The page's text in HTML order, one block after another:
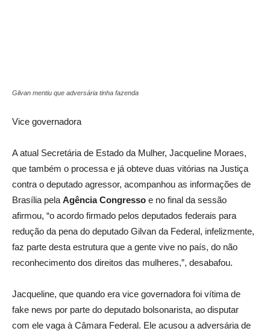
Gilvan mentiu que adversária tinha fazenda
Vice governadora
A atual Secretária de Estado da Mulher, Jacqueline Moraes,
que também o processa e já obteve duas vitórias na Justiça
contra o deputado agressor, acompanhou as informações de
Brasília pela Agência Congresso e no final da sessão
afirmou, “o acordo firmado pelos deputados federais para
redução da pena do deputado Gilvan da Federal, infelizmente,
faz parte desta estrutura que a gente vive no país, do não
reconhecimento dos direitos das mulheres,”, desabafou.
Jacqueline, que quando era vice governadora foi vítima de
fake news por parte do deputado bolsonarista, ao disputar
com ele vaga à Câmara Federal. Ele acusou a adversária de